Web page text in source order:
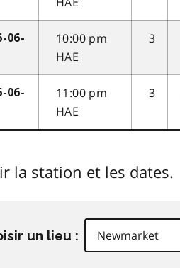
06-
10:00 pm
HAE
3
06-
11:00 pm
HAE
3
la station et les dates.
un lieu :